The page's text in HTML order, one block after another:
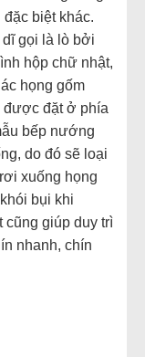
biệt khác.
gọi là lò bởi
hộp chữ nhật,
họng gốm
được đặt ở phía
bếp nướng
do đó sẽ loại
xuống họng
bụi khi
cũng giúp duy trì
nhanh, chín